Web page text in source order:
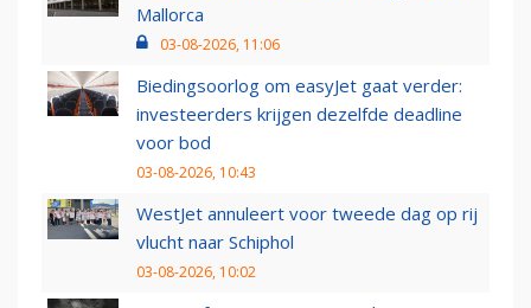
Mallorca
03-08-2026, 11:06
Biedingsoorlog om easyJet gaat verder:
investeerders krijgen dezelfde deadline
voor bod
03-08-2026, 10:43
WestJet annuleert voor tweede dag op rij
vlucht naar Schiphol
03-08-2026, 10:02